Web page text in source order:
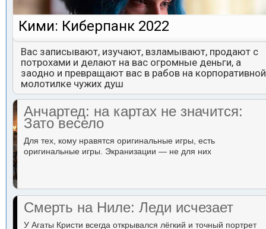
Кими: Киберпанк 2022
Вас записывают, изучают, взламывают, продают с
потрохами и делают на вас огромные деньги, а
заодно и превращают вас в рабов на корпоративной
молотилке чужих душ
Анчартед: на картах не значится:
Зато весело
Для тех, кому нравятся оригинальные игры, есть
оригинальные игры. Экранизации — не для них
Смерть на Ниле: Леди исчезает
У Агаты Кристи всегда открывался лёгкий и точный портрет